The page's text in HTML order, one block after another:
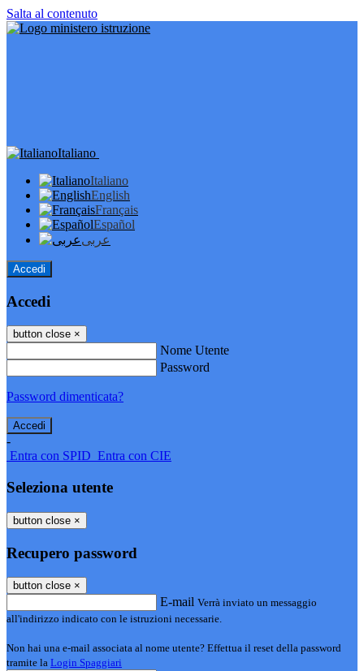
Salta al contenuto
Italiano
Italiano
English
Français
Español
عربى
Accedi
Accedi
button close ×
Nome Utente
Password
Password dimenticata?
-
Entra con SPID Entra con CIE
Seleziona utente
button close ×
Recupero password
button close ×
E-mail Verrà inviato un messaggio
all'indirizzo indicato con le istruzioni necessarie.
Non hai una e-mail associata al nome utente? Effettua il reset della password
tramite la Login Spaggiari